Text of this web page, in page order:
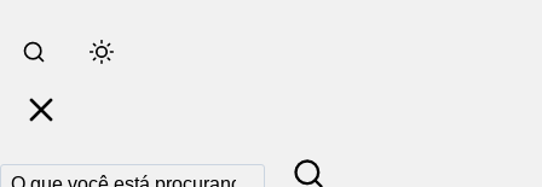
Pular
para
conteúdo